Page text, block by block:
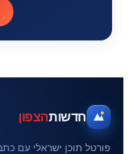
חדשותהצפון
פורטל תוכן ישראלי עם